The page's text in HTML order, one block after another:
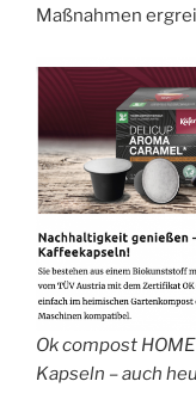
Maßnahmen
Ok compost
Kapseln – auch